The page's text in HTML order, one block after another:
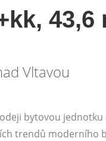
43,6
Vltavou
bytovou jednotku
trendů moderního